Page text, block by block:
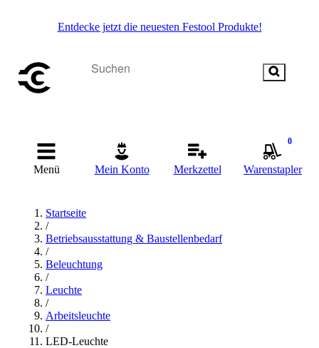
Entdecke jetzt die neuesten Festool Produkte!
Menü Mein Konto Merkzettel
0
Warenstapler
Startseite
/
Betriebsausstattung & Baustellenbedarf
/
Beleuchtung
/
Leuchte
/
Arbeitsleuchte
/
LED-Leuchte